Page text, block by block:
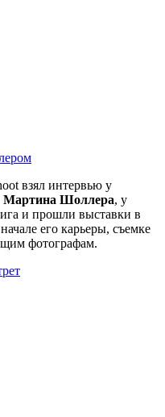
взял интервью у
Мартина Шоллера, у
и прошли выставки в
его карьеры, съемке
фотографам.